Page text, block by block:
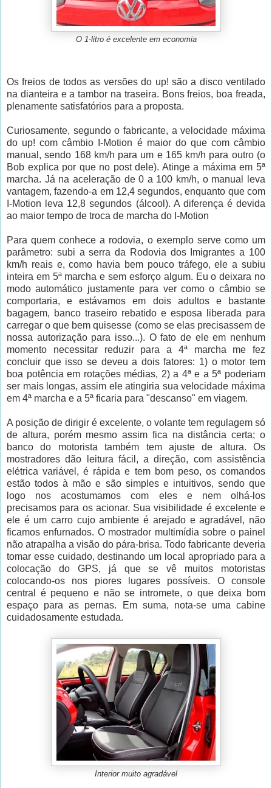
O 1-litro é excelente em economia
Os freios de todos as versões do up! são a disco ventilado
na dianteira e a tambor na traseira. Bons freios, boa freada,
plenamente satisfatórios para a proposta.
Curiosamente, segundo o fabricante, a velocidade máxima
do up! com câmbio I-Motion é maior do que com câmbio
manual, sendo 168 km/h para um e 165 km/h para outro (o
Bob explica por que no post dele). Atinge a máxima em 5ª
marcha. Já na aceleração de 0 a 100 km/h, o manual leva
vantagem, fazendo-a em 12,4 segundos, enquanto que com
I-Motion leva 12,8 segundos (álcool). A diferença é devida
ao maior tempo de troca de marcha do I-Motion
Para quem conhece a rodovia, o exemplo serve como um
parâmetro: subi a serra da Rodovia dos Imigrantes a 100
km/h reais e, como havia bem pouco tráfego, ele a subiu
inteira em 5ª marcha e sem esforço algum. Eu o deixara no
modo automático justamente para ver como o câmbio se
comportaria, e estávamos em dois adultos e bastante
bagagem, banco traseiro rebatido e esposa liberada para
carregar o que bem quisesse (como se elas precisassem de
nossa autorização para isso...). O fato de ele em nenhum
momento necessitar reduzir para a 4ª marcha me fez
concluir que isso se deveu a dois fatores: 1) o motor tem
boa potência em rotações médias, 2) a 4ª e a 5ª poderiam
ser mais longas, assim ele atingiria sua velocidade máxima
em 4ª marcha e a 5ª ficaria para "descanso" em viagem.
A posição de dirigir é excelente, o volante tem regulagem só
de altura, porém mesmo assim fica na distância certa; o
banco do motorista também tem ajuste de altura. Os
mostradores dão leitura fácil, a direção, com assistência
elétrica variável, é rápida e tem bom peso, os comandos
estão todos à mão e são simples e intuitivos, sendo que
logo nos acostumamos com eles e nem olhá-los
precisamos para os acionar. Sua visibilidade é excelente e
ele é um carro cujo ambiente é arejado e agradável, não
ficamos enfurnados. O mostrador multimídia sobre o painel
não atrapalha a visão do pára-brisa. Todo fabricante deveria
tomar esse cuidado, destinando um local apropriado para a
colocação do GPS, já que se vê muitos motoristas
colocando-os nos piores lugares possíveis. O console
central é pequeno e não se intromete, o que deixa bom
espaço para as pernas. Em suma, nota-se uma cabine
cuidadosamente estudada.
Interior muito agradável